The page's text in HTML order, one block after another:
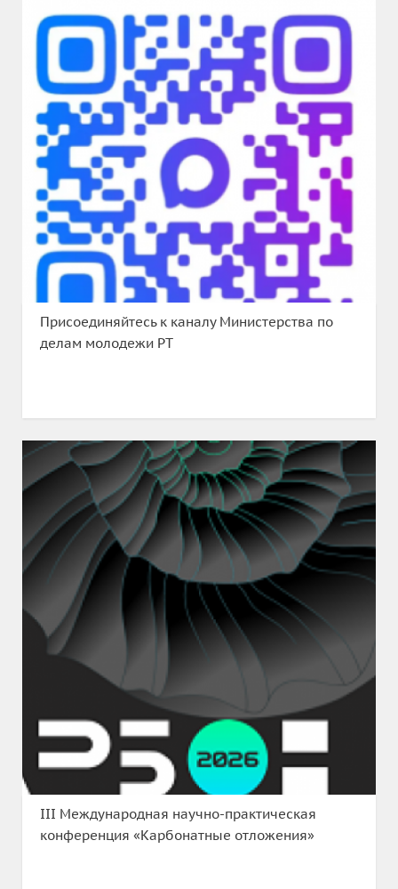
Присоединяйтесь к каналу Министерства по
делам молодежи РТ
III Международная научно-практическая
конференция «Карбонатные отложения»